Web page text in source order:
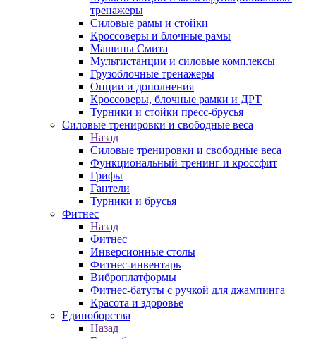
тренажеры
Силовые рамы и стойки
Кроссоверы и блочные рамы
Машины Смита
Мультистанции и силовые комплексы
Грузоблочные тренажеры
Опции и дополнения
Кроссоверы, блочные рамки и ДРТ
Турники и стойки пресс-брусья
Силовые тренировки и свободные веса
Назад
Силовые тренировки и свободные веса
Функциональный тренинг и кроссфит
Грифы
Гантели
Турники и брусья
Фитнес
Назад
Фитнес
Инверсионные столы
Фитнес-инвентарь
Виброплатформы
Фитнес-батуты с ручкой для джампинга
Красота и здоровье
Единоборства
Назад